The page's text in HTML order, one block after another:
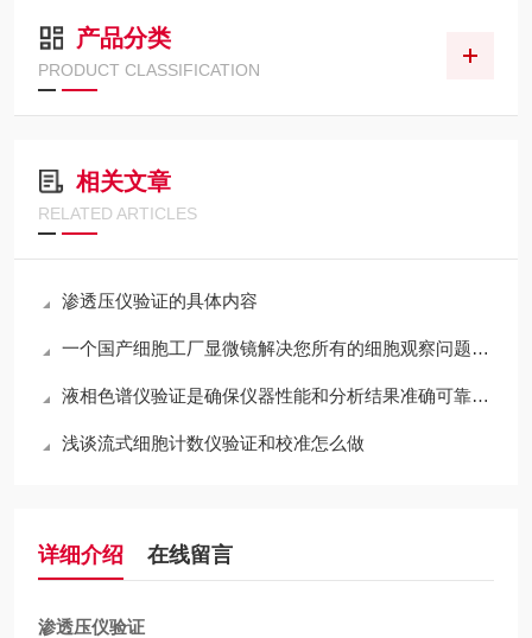
产品分类
PRODUCT CLASSIFICATION
相关文章
RELATED ARTICLES
渗透压仪验证的具体内容
一个国产细胞工厂显微镜解决您所有的细胞观察问题是如何做到的？
液相色谱仪验证是确保仪器性能和分析结果准确可靠的关键流程
浅谈流式细胞计数仪验证和校准怎么做
详细介绍 在线留言
渗透压仪验证